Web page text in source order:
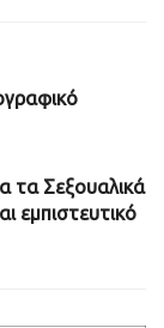
τα Σεξουαλικά
εμπιστευτικό